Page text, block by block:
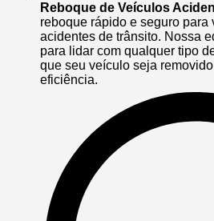
Reboque de Veículos
reboque rápido e seguro para
acidentes de trânsito. Nossa
para lidar com qualquer tipo
que seu veículo seja
eficiência.